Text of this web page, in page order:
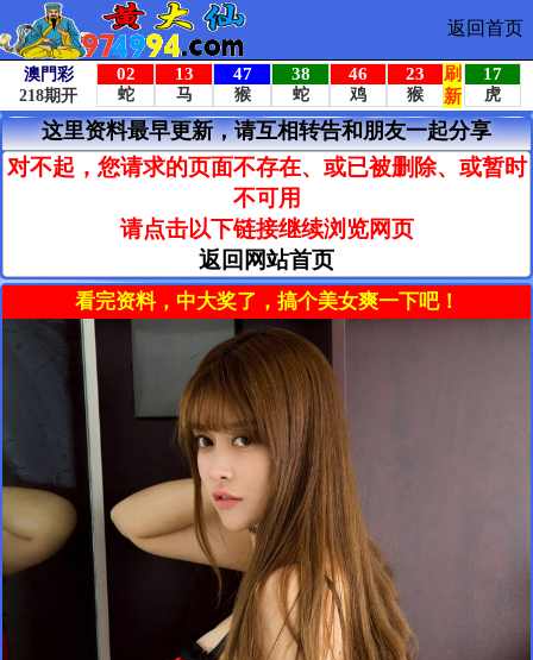
返回首页
这里资料最早更新，请互相转告和朋友一起分享
对不起，您请求的页面不存在、或已被删除、或暂时
不可用
请点击以下链接继续浏览网页
返回网站首页
看完资料，中大奖了，搞个美女爽一下吧！